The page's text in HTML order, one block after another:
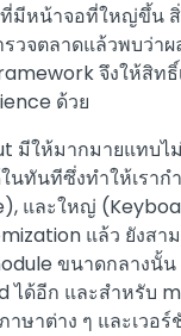
มีหน้าจอที่ใหญ่ขึ้น
วจตลาดแล้วพบว่
จึงให้สิทธิ์
ด้วย
มีให้มากมายแทบไ
นทันทีซึ่งทำให้เราก
และใหญ่
แล้ว ยังส
ขนาดกลางนั้
ได้อีก และสำหรับ
ษาต่าง ๆ และเวอร์